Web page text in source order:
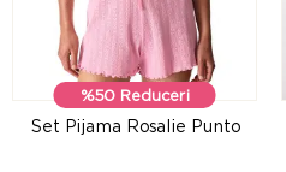
%50 Reduceri
Set Pijama Rosalie Punto